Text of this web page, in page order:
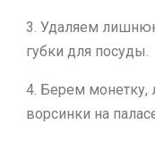
3. Удаляем
губки для посуды.
4. Берем монетку,
ворсинки на